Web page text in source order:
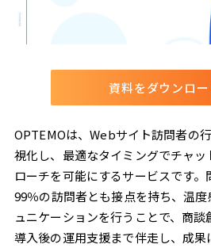
資料をダウンロー
OPTEMOは、Webサイト訪問者の
視化し、最適なタイミングでチャ
ローチを可能にするサービスです
99％の訪問者とも接点を持ち、温
ュニケーションを行うことで、商談
導入後の運用支援まで伴走し、成